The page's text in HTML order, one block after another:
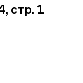
стр. 1